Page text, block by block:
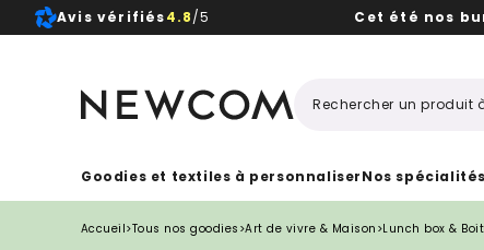
Avis vérifiés4.8/5 Cet été nos
Goodies et textiles à personnaliserNos spécialités
Accueil>Tous nos goodies >Art de vivre & Maison >Lunch box &